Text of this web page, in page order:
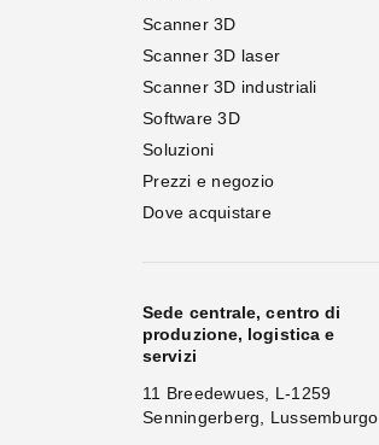
Scanner 3D
Scanner 3D laser
Scanner 3D industriali
Software 3D
Soluzioni
Prezzi e negozio
Dove acquistare
Sede centrale, centro di
produzione, logistica e
servizi
11 Breedewues, L-1259
Senningerberg, Lussemburgo